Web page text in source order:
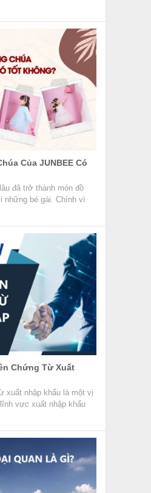
Của JUNBEE Có
đã trở thành món đồ
bé gái. Chính vì
Chứng Từ Xuất
xuất nhập khẩu là một vị
vực xuất nhập khẩu